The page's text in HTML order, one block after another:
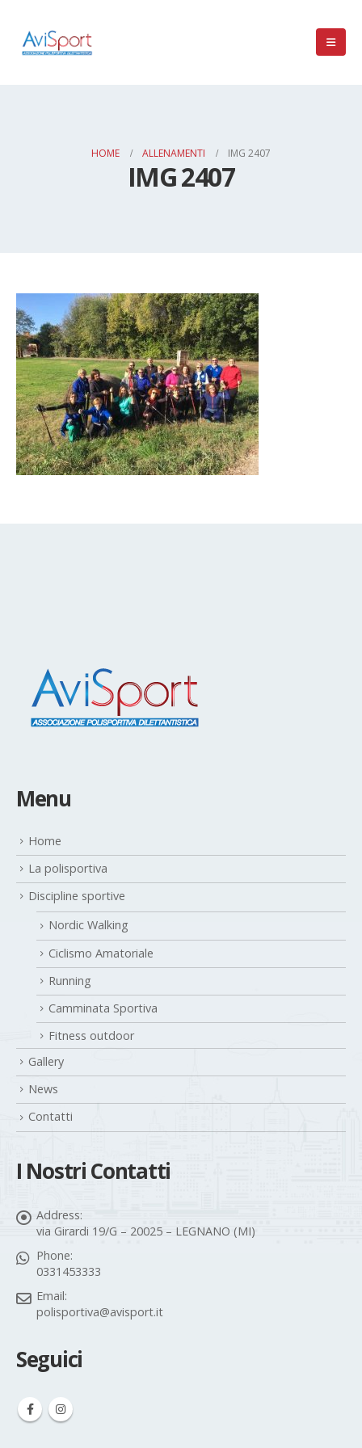
HOME ALLENAMENTI IMG 2407
IMG 2407
Menu
Home
La polisportiva
Discipline sportive
Nordic Walking
Ciclismo Amatoriale
Running
Camminata Sportiva
Fitness outdoor
Gallery
News
Contatti
I Nostri Contatti
Address:
via Girardi 19/G – 20025 – LEGNANO (MI)
Phone:
0331453333
Email:
polisportiva@avisport.it
Seguici